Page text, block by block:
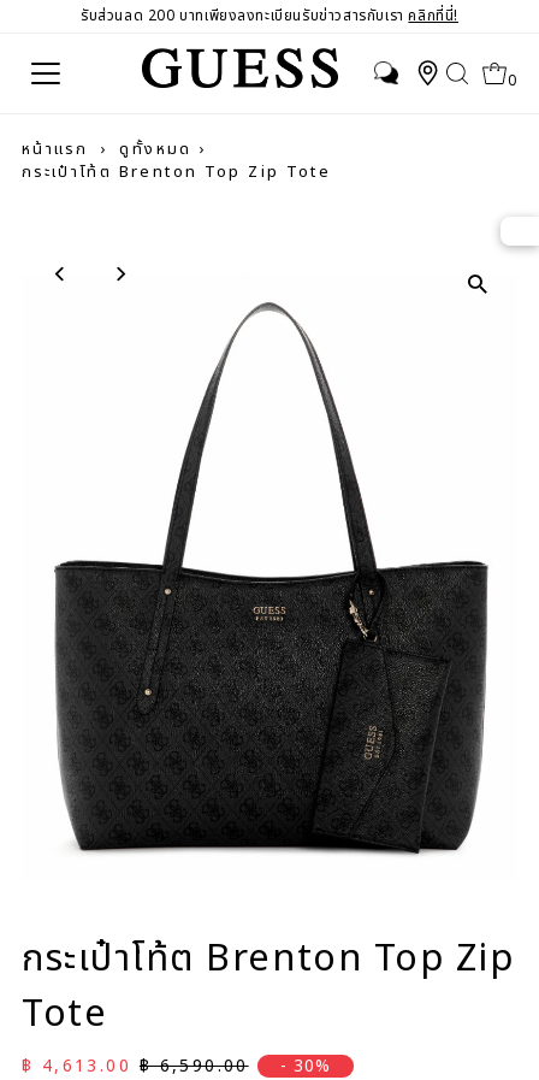
รับส่วนลด 200 บาทเพียงลงทะเบียนรับข่าวสารกับเราคลิกที่นี่!
0
หน้าแรก › ดูทั้งหมด ›
กระเป๋าโท้ต Brenton Top Zip Tote
กระเป๋าโท้ต Brenton Top Zip
Tote
ราคาลด
฿ 4,613.00 ราคาปกติ
฿ 6,590.00 - 30%